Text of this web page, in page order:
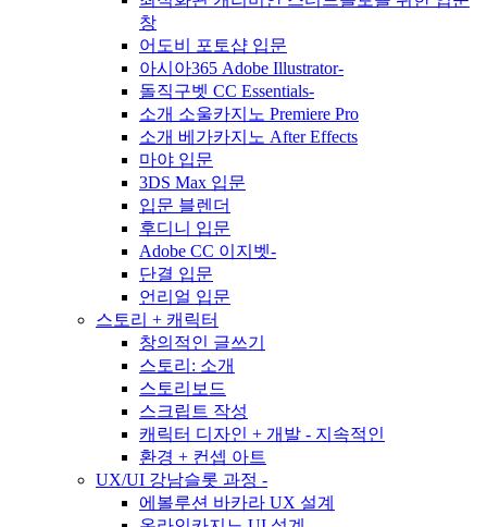
창
어도비 포토샵 입문
아시아365 Adobe Illustrator-
돌직구벳 CC Essentials-
소개 소울카지노 Premiere Pro
소개 베가카지노 After Effects
마야 입문
3DS Max 입문
입문 블렌더
후디니 입문
Adobe CC 이지벳-
단결 입문
언리얼 입문
스토리 + 캐릭터
창의적인 글쓰기
스토리: 소개
스토리보드
스크립트 작성
캐릭터 디자인 + 개발 - 지속적인
환경 + 컨셉 아트
UX/UI 강남슬롯 과정 -
에볼루션 바카라 UX 설계